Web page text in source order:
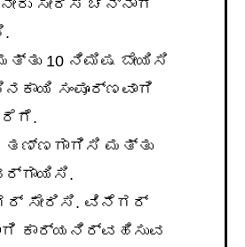
ಸೇರಿಸಿ ಚೆನ್ನಾಗಿ
10 ನಿಮಿಷ ಬೇಯಿಸಿ
ಸಂಪೂರ್ಣವಾಗಿ
ತಣ್ಣಗಾಗಿಸಿ ಮತ್ತು
ಸೇರಿಸಿ. ವಿನೆಗರ್
ಕಾರ್ಯನಿರ್ವಹಿಸುವ